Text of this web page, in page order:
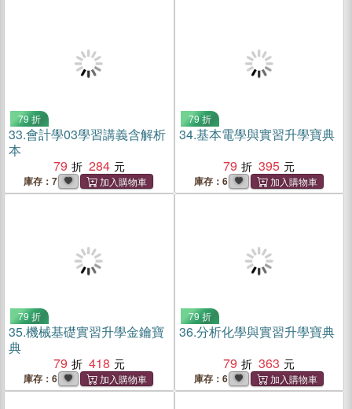
79 折
33.會計學03學習講義含解析
本
79
284
庫存：7
79 折
34.基本電學與實習升學寶典
79
395
庫存：6
79 折
35.機械基礎實習升學金鑰寶
典
79
418
庫存：6
79 折
36.分析化學與實習升學寶典
79
363
庫存：6